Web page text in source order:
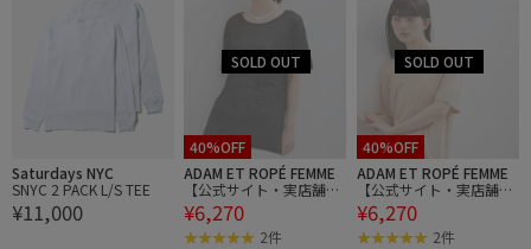
Saturdays NYC
SNYC 2 PACK L/S TEE
¥11,000
40%OFF
ADAM ET ROPÉ FEMME
【公式サイト・実店舗限
定】【Baserange】LOOS
E TEE
¥6,270
2件
40%OFF
ADAM ET ROPÉ FEMME
【公式サイト・実店舗限
定】【Baserange】LOOS
E TEE
¥6,270
2件